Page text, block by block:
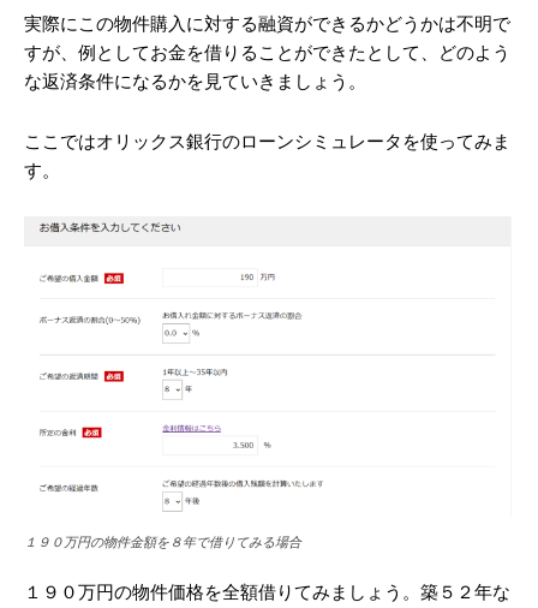
実際にこの物件購入に対する融資ができるかどうかは不明で
すが、例としてお金を借りることができたとして、どのよう
な返済条件になるかを見ていきましょう。
ここではオリックス銀行のローンシミュレータを使ってみま
す。
１９０万円の物件金額を８年で借りてみる場合
１９０万円の物件価格を全額借りてみましょう。築５２年な